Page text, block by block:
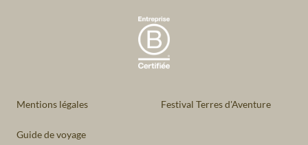
Mentions légales Festival Terres d'Aventure
Guide de voyage